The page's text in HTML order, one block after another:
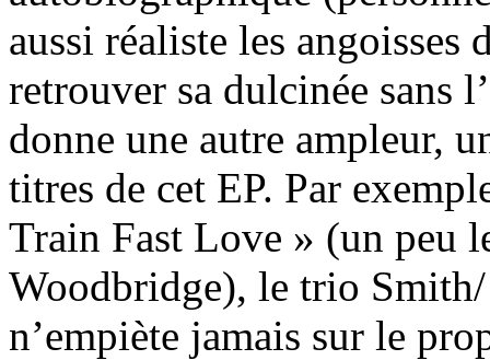
aussi réaliste les angoisses
retrouver sa dulcinée sans
donne une autre ampleur,
titres de cet EP. Par
Train Fast Love » (un peu
Woodbridge), le trio
n’empiète jamais sur le